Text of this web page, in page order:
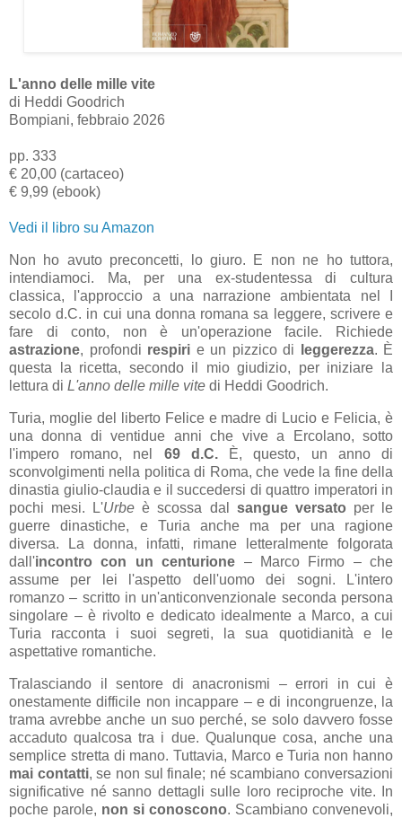
L'anno delle mille vite
di Heddi Goodrich
Bompiani, febbraio 2026
pp. 333
€ 20,00 (cartaceo)
€ 9,99 (ebook)
Vedi il libro su Amazon
Non ho avuto preconcetti, lo giuro. E non ne ho tuttora,
intendiamoci. Ma, per una ex-studentessa di cultura
classica, l'approccio a una narrazione ambientata nel I
secolo d.C. in cui una donna romana sa leggere, scrivere e
fare di conto, non è un'operazione facile. Richiede
astrazione, profondi respiri e un pizzico di leggerezza. È
questa la ricetta, secondo il mio giudizio, per iniziare la
lettura di L'anno delle mille vite di Heddi Goodrich.
Turia, moglie del liberto Felice e madre di Lucio e Felicia, è
una donna di ventidue anni che vive a Ercolano, sotto
l'impero romano, nel 69 d.C.È, questo, un anno di
sconvolgimenti nella politica di Roma, che vede la fine della
dinastia giulio-claudia e il succedersi di quattro imperatori in
pochi mesi. L'Urbe è scossa dal sangue versato per le
guerre dinastiche, e Turia anche ma per una ragione
diversa. La donna, infatti, rimane letteralmente folgorata
dall'incontro con un centurione – Marco Firmo – che
assume per lei l'aspetto dell'uomo dei sogni. L'intero
romanzo – scritto in un'anticonvenzionale seconda persona
singolare – è rivolto e dedicato idealmente a Marco, a cui
Turia racconta i suoi segreti, la sua quotidianità e le
aspettative romantiche.
Tralasciando il sentore di anacronismi – errori in cui è
onestamente difficile non incappare – e di incongruenze, la
trama avrebbe anche un suo perché, se solo davvero fosse
accaduto qualcosa tra i due. Qualunque cosa, anche una
semplice stretta di mano. Tuttavia, Marco e Turia non hanno
mai contatti, se non sul finale; né scambiano conversazioni
significative né sanno dettagli sulle loro reciproche vite. In
poche parole, non si conoscono. Scambiano convenevoli,